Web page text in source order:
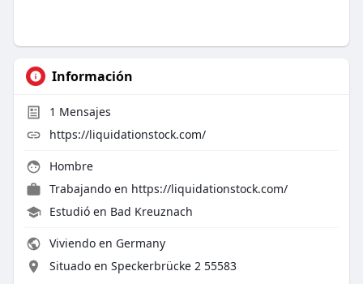
Información
1 Mensajes
https://liquidationstock.com/
Hombre
Trabajando en https://liquidationstock.com/
Estudió en Bad Kreuznach
Viviendo en Germany
Situado en Speckerbrücke 2 55583